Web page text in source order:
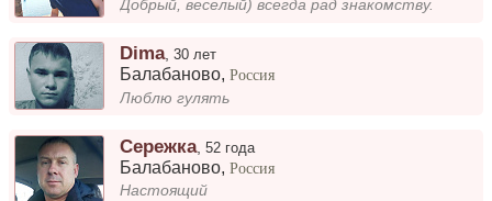
Добрый, веселый) всегда рад знакомству.
Dima,30 лет
Балабаново,Россия
Люблю гулять
Сережка,52 года
Балабаново,Россия
Настоящий